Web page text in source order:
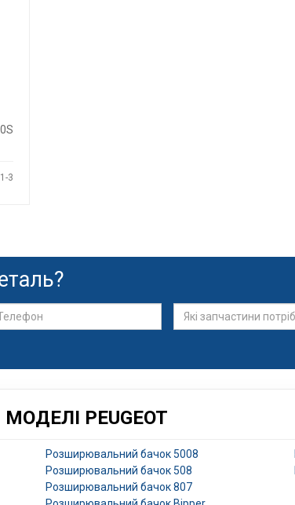
3
PEUGEOT
Розширювальний бачок 5008
Розширювальний бачок 508
Розширювальний бачок 807